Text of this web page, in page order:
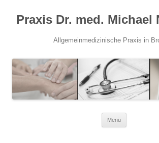
Praxis Dr. med. Michael
Allgemeinmedizinische Praxis in
Menü